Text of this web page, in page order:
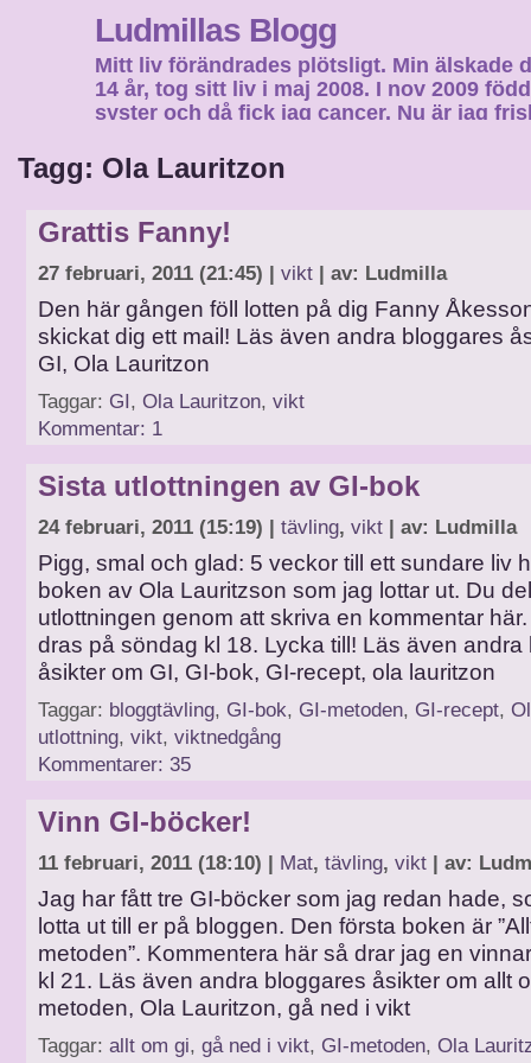
Ludmillas Blogg
Mitt liv förändrades plötsligt. Min älskade
14 år, tog sitt liv i maj 2008. I nov 2009
syster och då fick jag cancer. Nu är jag
Tagg: Ola Lauritzon
Grattis Fanny!
27 februari, 2011 (21:45) | vikt | av: Ludmilla
Den här gången föll lotten på dig Fanny
skickat dig ett mail! Läs även andra bloggares
GI, Ola Lauritzon
Taggar: GI, Ola Lauritzon, vikt
Kommentar: 1
Sista utlottningen av GI-bok
24 februari, 2011 (15:19) | tävling, vikt | av: Ludmilla
Pigg, smal och glad: 5 veckor till ett sundare liv
boken av Ola Lauritzson som jag lottar ut. Du
utlottningen genom att skriva en kommentar
dras på söndag kl 18. Lycka till! Läs även andra
åsikter om GI, GI-bok, GI-recept, ola lauritzon
Taggar: bloggtävling, GI-bok, GI-metoden, GI-recept,
utlottning, vikt, viktnedgång
Kommentarer: 35
Vinn GI-böcker!
11 februari, 2011 (18:10) | Mat, tävling, vikt | av:
Jag har fått tre GI-böcker som jag redan hade,
lotta ut till er på bloggen. Den första boken är
metoden”. Kommentera här så drar jag en
kl 21. Läs även andra bloggares åsikter om allt
metoden, Ola Lauritzon, gå ned i vikt
Taggar: allt om gi, gå ned i vikt, GI-metoden, Ola